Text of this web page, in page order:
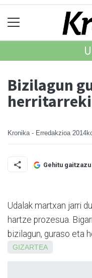
Bizilagun
Kronika - Erredakzioa
Gehitu
Udalak martxan jarri
hartze prozesua.
bizilagun, guraso eta
GIZARTEA